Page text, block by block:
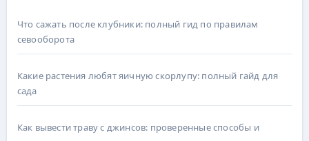
Что сажать после клубники: полный гид по правилам
севооборота
Какие растения любят яичную скорлупу: полный гайд для
сада
Как вывести траву с джинсов: проверенные способы и